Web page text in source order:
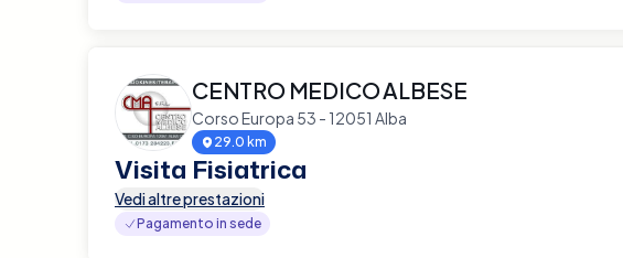
CENTRO MEDICO ALBESE
Corso Europa 53 - 12051 Alba
29.0 km
Visita Fisiatrica
Vedi altre prestazioni
Pagamento in sede